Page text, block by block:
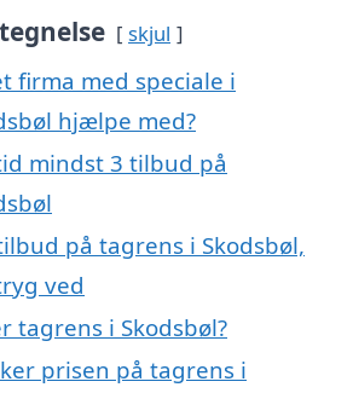
skjul
firma med speciale i
hjælpe med?
mindst 3 tilbud på
på tagrens i Skodsbøl,
ved
tagrens i Skodsbøl?
prisen på tagrens i